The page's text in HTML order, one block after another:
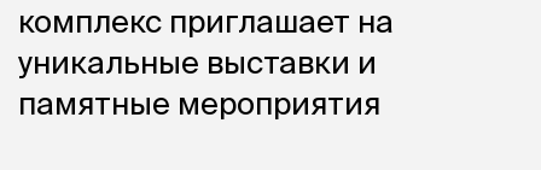
комплекс приглашает на
уникальные выставки и
памятные мероприятия